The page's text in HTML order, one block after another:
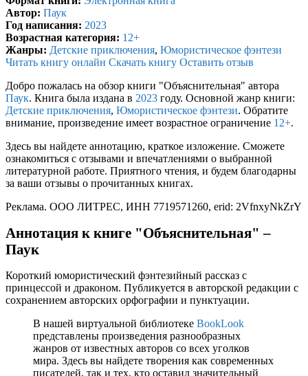
Автор: Паук
Год написания: 2023
Возрастная категория: 12+
Жанры: Детские приключения, Юмористическое фэнтези
Читать книгу онлайн Скачать книгу Оставить отзыв
Добро пожалась на обзор книги "Объяснительная" автора
Паук. Книга была издана в 2023 году. Основной жанр книги:
Детские приключения, Юмористическое фэнтези. Обратите
внимание, произведение имеет возрастное ограничение 12+.
Здесь вы найдете аннотацию, краткое изложение. Сможете
ознакомиться с отзывами и впечатлениями о выбранной
литературной работе. Приятного чтения, и будем благодарны
за ваши отзывы о прочитанных книгах.
Реклама. ООО ЛИТРЕС, ИНН 7719571260, erid: 2VfnxyNkZrY
Аннотация к книге "Объяснительная" –
Паук
Короткий юмористический фэнтезийный рассказ с
принцессой и драконом. Публикуется в авторской редакции с
сохранением авторских орфографии и пунктуации.
В нашей виртуальной библиотеке BookLook
представлены произведения разнообразных
жанров от известных авторов со всех уголков
мира. Здесь вы найдете творения как современных
писателей, так и тех, кто оставил значительный